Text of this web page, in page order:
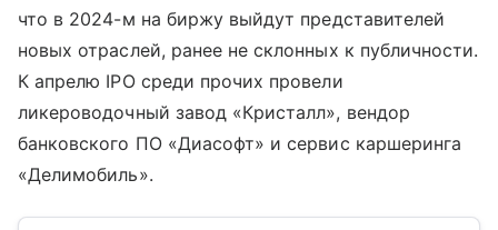
что в 2024-м на биржу выйдут представителей
новых отраслей, ранее не склонных к публичности.
К апрелю IPO среди прочих провели
ликероводочный завод «Кристалл», вендор
банковского ПО «Диасофт» и сервис каршеринга
«Делимобиль».